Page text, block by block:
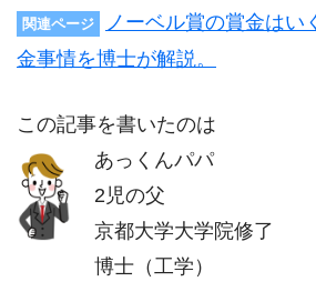
関連ページ
ノーベル賞の賞金はい
金事情を博士が解説。
この記事を書いたのは
あっくんパパ
2児の父
京都大学大学院修了
博士（工学）